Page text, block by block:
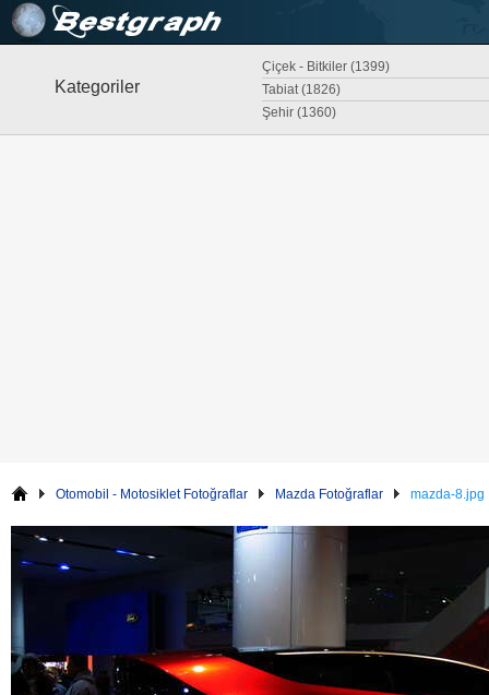
Kategoriler
Çiçek - Bitkiler (1399)
Tabiat (1826)
Şehir (1360)
Otomobil - Motosiklet Fotoğraflar Mazda Fotoğraflar mazda-8.jpg